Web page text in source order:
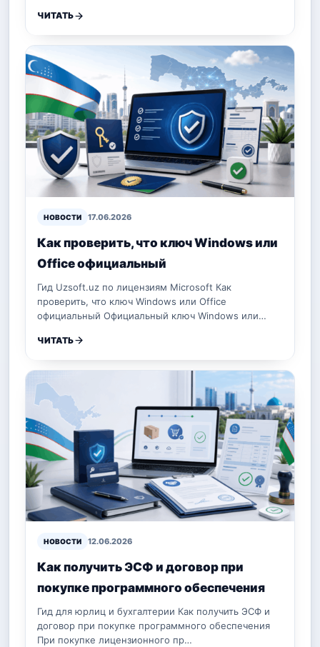
ЧИТАТЬ
НОВОСТИ 17.06.2026
Как проверить, что ключ Windows или
Office официальный
Гид Uzsoft.uz по лицензиям Microsoft Как
проверить, что ключ Windows или Office
официальный Официальный ключ Windows или…
ЧИТАТЬ
НОВОСТИ 12.06.2026
Как получить ЭСФ и договор при
покупке программного обеспечения
Гид для юрлиц и бухгалтерии Как получить ЭСФ и
договор при покупке программного обеспечения
При покупке лицензионного пр…